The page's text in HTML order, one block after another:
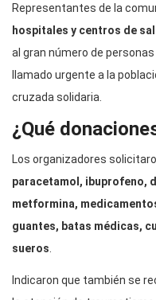
Representantes de la
hospitales y centros de
al gran número de
llamado urgente a la
cruzada solidaria.
¿Qué
Los organizadores
paracetamol, ibuprofeno,
metformina,
guantes, batas médicas,
sueros
Indicaron que también se